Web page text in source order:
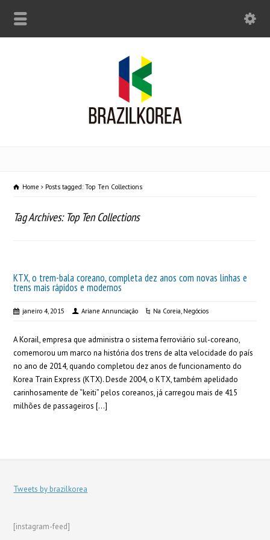
Home Posts tagged: Top Ten Collections
Tag Archives: Top Ten Collections
KTX, o trem-bala coreano, completa dez anos com novas linhas e
trens mais rápidos e modernos
janeiro 4, 2015 Ariane Annunciação Na Coreia, Negócios
A Korail, empresa que administra o sistema ferroviário sul-coreano,
comemorou um marco na história dos trens de alta velocidade do país
no ano de 2014, quando completou dez anos de funcionamento do
Korea Train Express (KTX). Desde 2004, o KTX, também apelidado
carinhosamente de “keiti” pelos coreanos, já carregou mais de 415
milhões de passageiros […]
Tweets by brazilkorea
[instagram-feed]